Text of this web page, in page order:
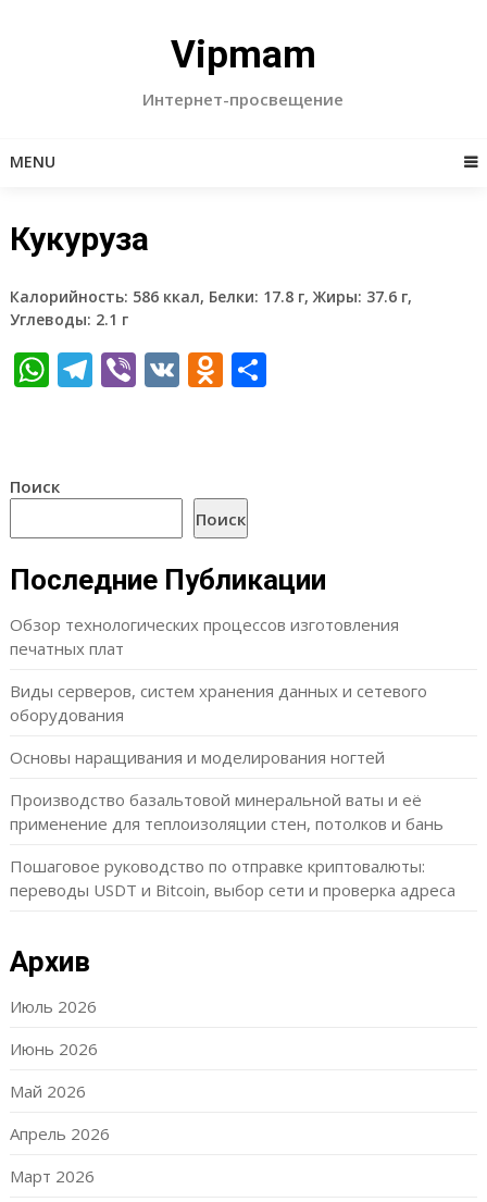
Vipmam
Интернет-просвещение
MENU
Кукуруза
Калорийность: 586 ккал, Белки: 17.8 г, Жиры: 37.6 г,
Углеводы: 2.1 г
WhatsApp
Telegram
Viber
VKOdnoklassniki
Отправить
Поиск
Поиск
Последние Публикации
Обзор технологических процессов изготовления
печатных плат
Виды серверов, систем хранения данных и сетевого
оборудования
Основы наращивания и моделирования ногтей
Производство базальтовой минеральной ваты и её
применение для теплоизоляции стен, потолков и бань
Пошаговое руководство по отправке криптовалюты:
переводы USDT и Bitcoin, выбор сети и проверка адреса
Архив
Июль 2026
Июнь 2026
Май 2026
Апрель 2026
Март 2026